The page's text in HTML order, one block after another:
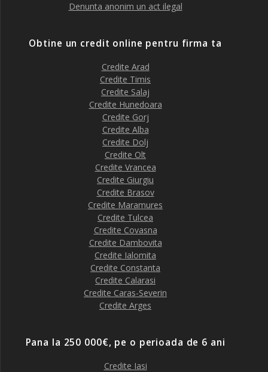
Denunta anonim un act ilegal
Obtine un credit online pentru firma ta
Credite Arad
Credite Timis
Credite Salaj
Credite Hunedoara
Credite Gorj
Credite Alba
Credite Dolj
Credite Olt
Credite Vrancea
Credite Giurgiu
Credite Brasov
Credite Maramures
Credite Tulcea
Credite Covasna
Credite Dambovita
Credite Ialomita
Credite Constanta
Credite Calarasi
Credite Caras-Severin
Credite Arges
Pana la 250 000€, pe o perioada de 6 ani
Credite Iasi